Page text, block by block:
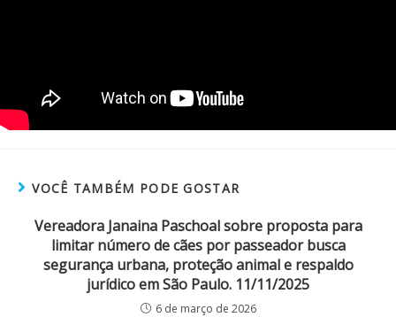
VOCÊ TAMBÉM PODE GOSTAR
Vereadora Janaina Paschoal sobre proposta para
limitar número de cães por passeador busca
segurança urbana, proteção animal e respaldo
jurídico em São Paulo. 11/11/2025
6 de março de 2026